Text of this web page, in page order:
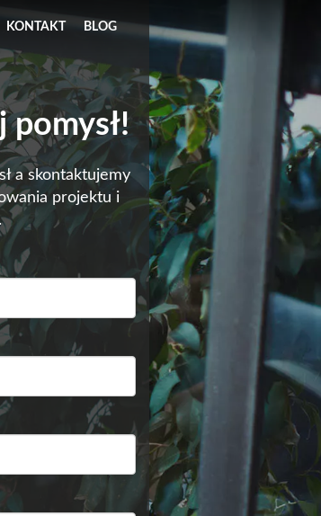
KONTAKT BLOG
pomysł!
a skontaktujemy
projektu i